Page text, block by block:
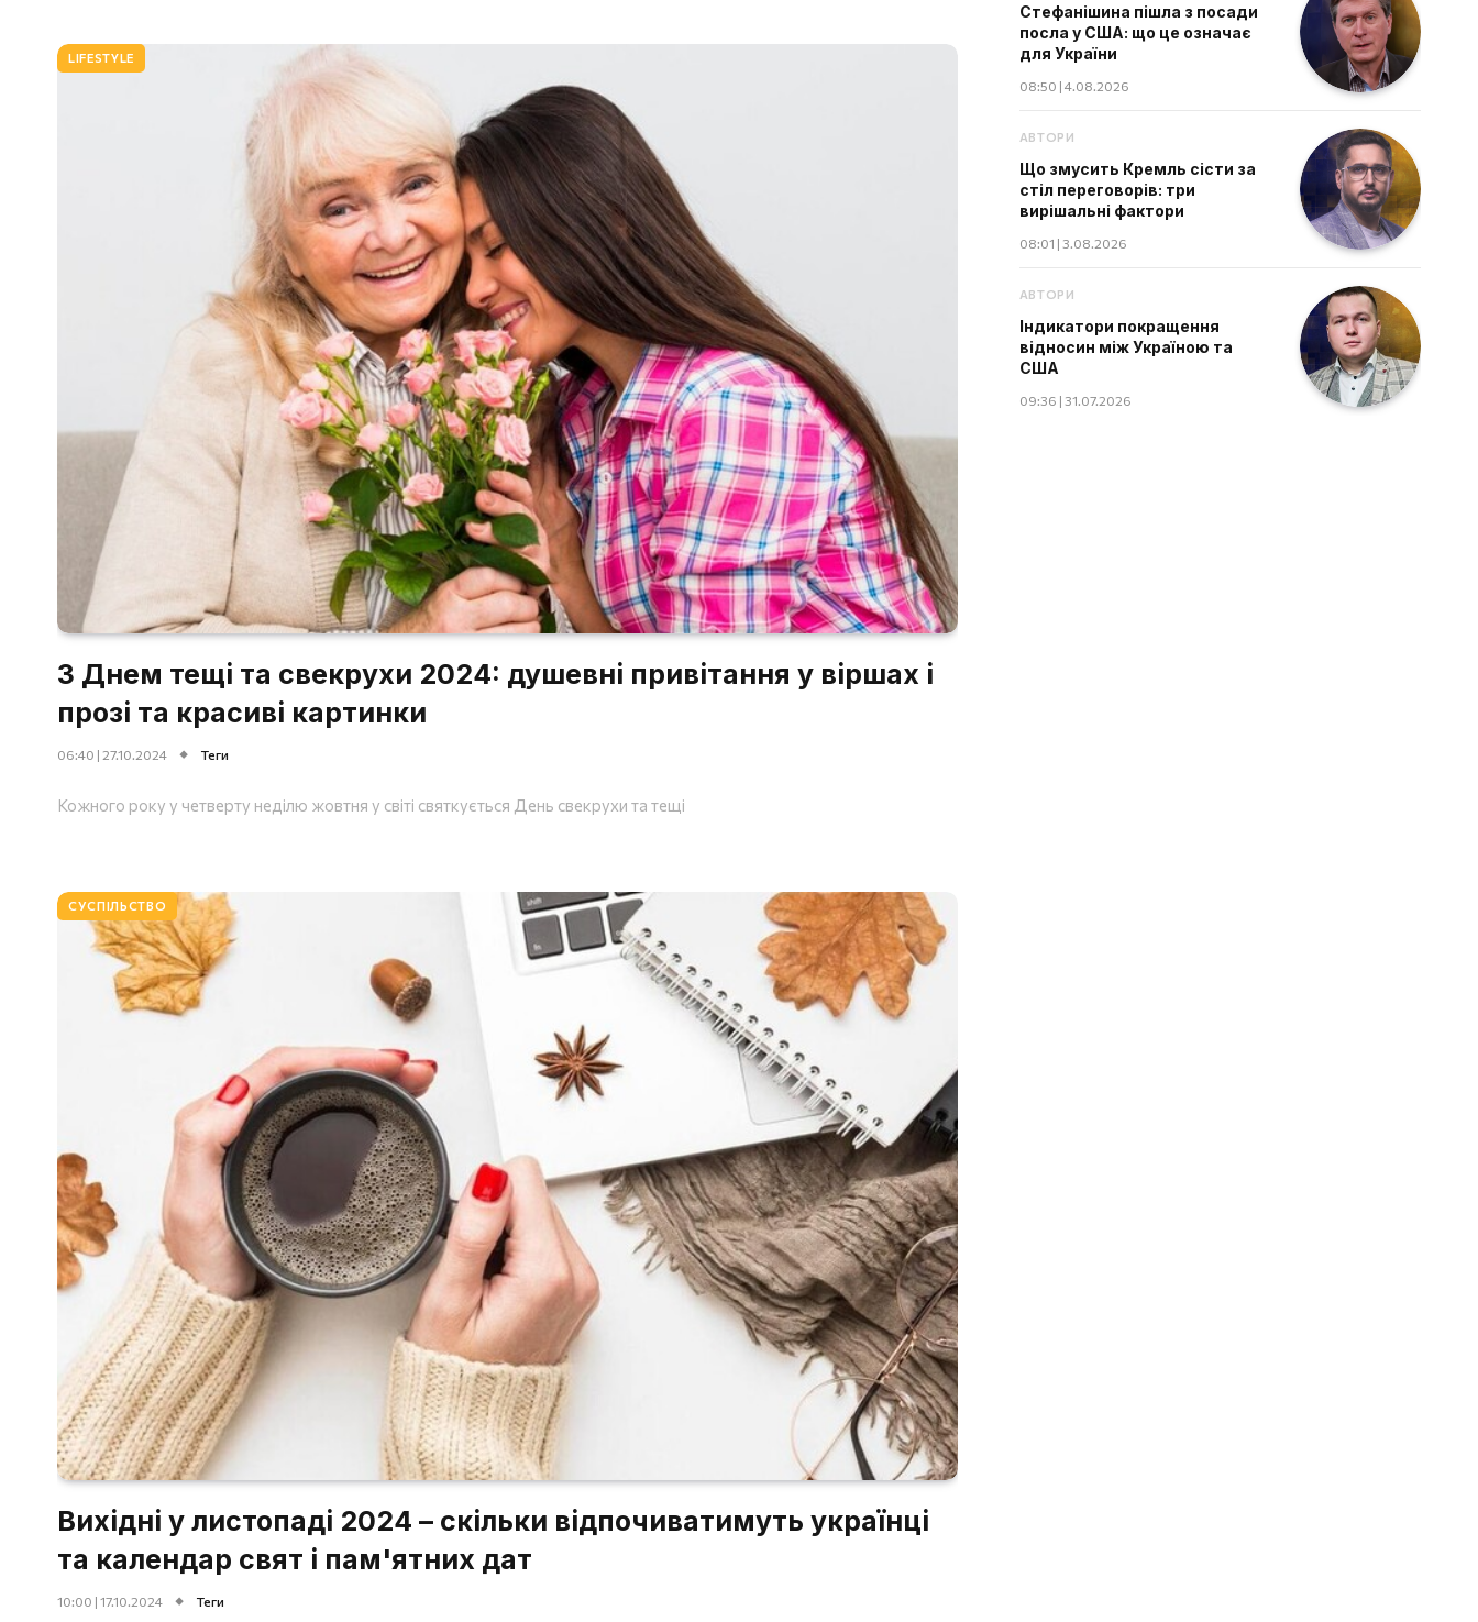
LIFESTYLE
З Днем тещі та свекрухи 2024: душевні привітання у віршах і
прозі та красиві картинки
06:40 | 27.10.2024 Теги
Кожного року у четверту неділю жовтня у світі святкується День свекрухи та тещі
СУСПІЛЬСТВО
Вихідні у листопаді 2024 – скільки відпочиватимуть українці
та календар свят і пам'ятних дат
10:00 | 17.10.2024 Теги
Стефанішина пішла з посади
посла у США: що це означає
для України
08:50 | 4.08.2026
АВТОРИ
Що змусить Кремль сісти за
стіл переговорів: три
вирішальні фактори
08:01 | 3.08.2026
АВТОРИ
Індикатори покращення
відносин між Україною та
США
09:36 | 31.07.2026